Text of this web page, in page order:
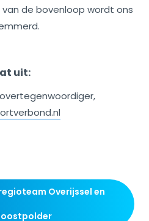
de bovenloop wordt ons
uit:
Overijssel en